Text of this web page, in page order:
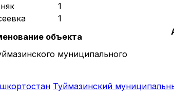
1
1
объекта
муниципального
Туймазинский